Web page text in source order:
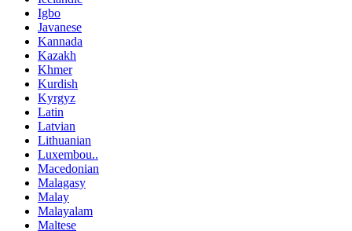
Igbo
Javanese
Kannada
Kazakh
Khmer
Kurdish
Kyrgyz
Latin
Latvian
Lithuanian
Luxembou..
Macedonian
Malagasy
Malay
Malayalam
Maltese